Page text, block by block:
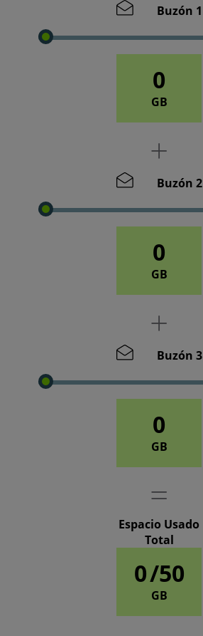
Buzón 1
0
GB
Buzón 2
0
GB
Buzón 3
0
GB
Espacio Usado
Total
0/50
GB